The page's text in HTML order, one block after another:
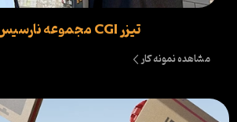
تیزر CGI مجموعه نارسیس مال
مشاهده نمونه کار